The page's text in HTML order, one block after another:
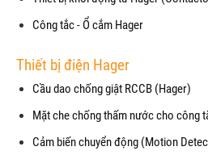
Công tắc - Ổ cắm Hager
Thiết bị điện Hager
Cầu dao chống giật RCCB (Hager)
Mặt che chống thấm nước cho công
Cảm biến chuyển động (Motion